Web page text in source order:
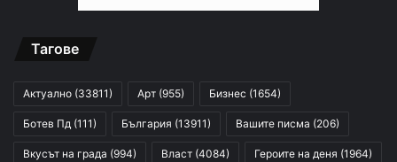
Тагове
Актуално (33811) Арт (955) Бизнес (1654)
Ботев Пд (111) България (13911) Вашите писма (206)
Вкусът на града (994) Власт (4084) Героите на деня (1964)